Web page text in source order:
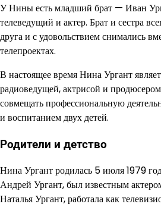
У Нины есть младший брат — Иван
телеведущий и актер. Брат и сестра
друга и с удовольствием снимались
телепроектах.
В настоящее время Нина Ургант
радиоведущей, актрисой и
совмещать профессиональную
и воспитанием двух детей.
Родители и детство
Нина Ургант родилась 5 июля 1979
Андрей Ургант, был известным
Наталья Ургант, работала как